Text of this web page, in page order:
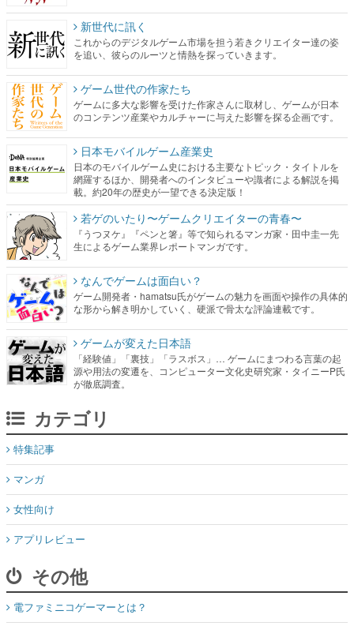
新世代に訊く
これからのデジタルゲーム市場を担う若きクリエイター達の姿
を追い、彼らのルーツと情熱を探っていきます。
ゲーム世代の作家たち
ゲームに多大な影響を受けた作家さんに取材し、ゲームが日本
のコンテンツ産業やカルチャーに与えた影響を探る企画です。
日本モバイルゲーム産業史
日本のモバイルゲーム史における主要なトピック・タイトルを
網羅するほか、開発者へのインタビューや識者による解説を掲
載。約20年の歴史が一望できる決定版！
若ゲのいたり〜ゲームクリエイターの青春〜
『うつヌケ』『ペンと箸』等で知られるマンガ家・田中圭一先
生によるゲーム業界レポートマンガです。
なんでゲームは面白い？
ゲーム開発者・hamatsu氏がゲームの魅力を画面や操作の具体的
な形から解き明かしていく、硬派で骨太な評論連載です。
ゲームが変えた日本語
「経験値」「裏技」「ラスボス」… ゲームにまつわる言葉の起
源や用法の変遷を、コンピューター文化史研究家・タイニーP氏
が徹底調査。
カテゴリ
特集記事
マンガ
女性向け
アプリレビュー
その他
電ファミニコゲーマーとは？